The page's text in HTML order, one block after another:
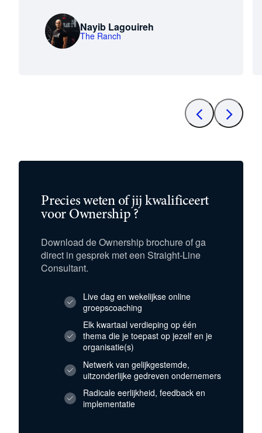
Nayib Lagouireh
The Ranch
Precies weten of jij kwalificeert
voor Ownership ?
Download de Ownership brochure of ga
direct in gesprek met een Straight-Line
Consultant.
Live dag en wekelijkse online
groepscoaching
Elk kwartaal verdieping op één
thema die je toepast op jezelf en je
organisatie(s)
Netwerk van gelijkgestemde,
uitzonderlijke gedreven ondernemers
Radicale eerlijkheid, feedback en
implementatie